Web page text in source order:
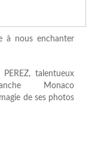
à nous enchanter
talentueux
Monaco
de ses photos